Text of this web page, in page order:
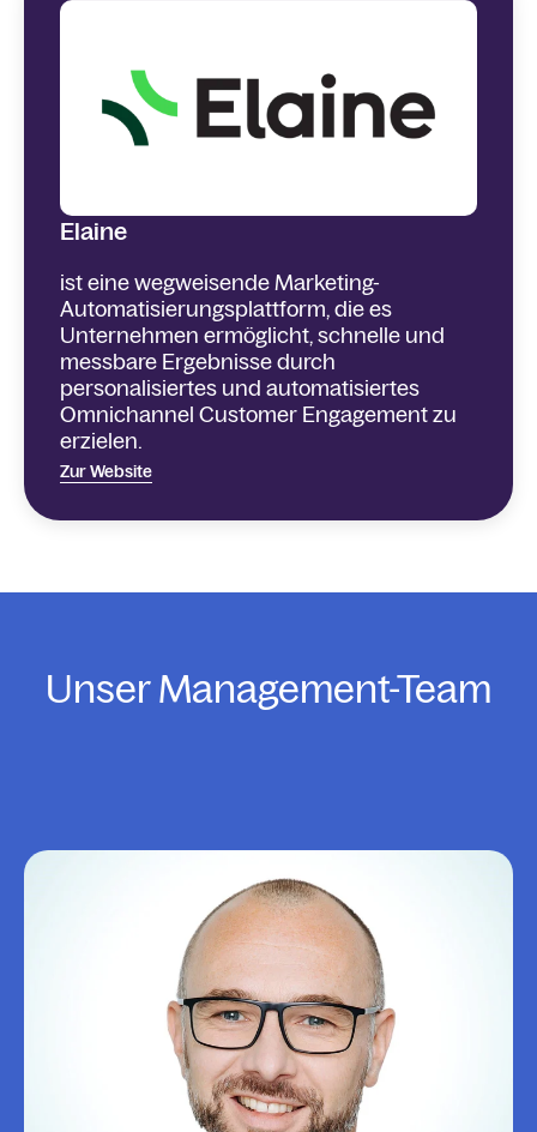
Elaine
ist eine wegweisende Marketing-
Automatisierungsplattform, die es
Unternehmen ermöglicht, schnelle und
messbare Ergebnisse durch
personalisiertes und automatisiertes
Omnichannel Customer Engagement zu
erzielen.
Zur Website
Unser Management-Team